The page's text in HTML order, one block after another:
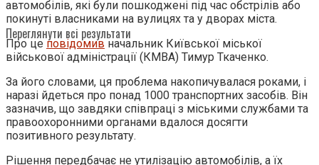
Переглянути всі результати
автомобілів, які були пошкоджені під час обстрілів або
покинуті власниками на вулицях та у дворах міста.
Про це повідомив начальник Київської міської
військової адміністрації (КМВА) Тимур Ткаченко.
За його словами, ця проблема накопичувалася роками, і
наразі йдеться про понад 1000 транспортних засобів. Він
зазначив, що завдяки співпраці з міськими службами та
правоохоронними органами вдалося досягти
позитивного результату.
Рішення передбачає не утилізацію автомобілів, а їх